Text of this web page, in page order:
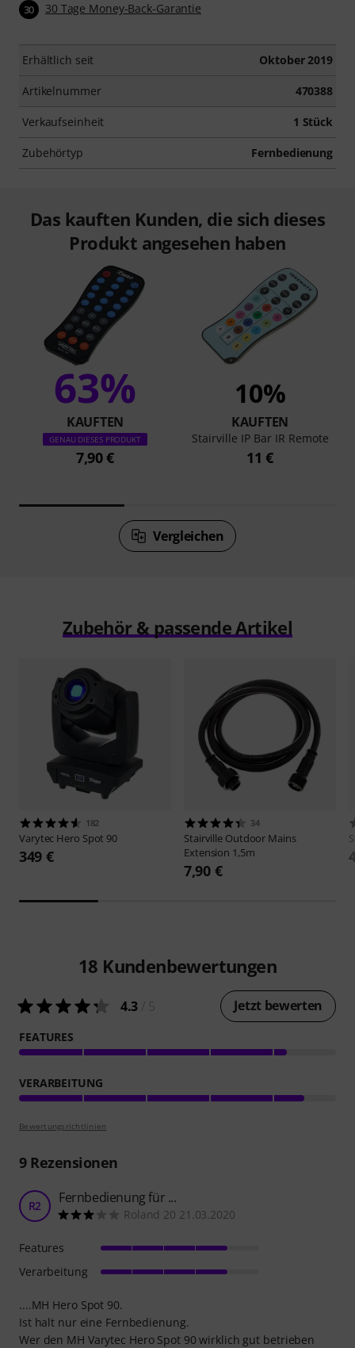
30 30 Tage Money-Back-Garantie
Erhältlich seit Oktober 2019
Artikelnummer 470388
Verkaufseinheit 1 Stück
Zubehörtyp Fernbedienung
Das kauften Kunden, die sich dieses
Produkt angesehen haben
63%
KAUFTEN
GENAU DIESES PRODUKT
7,90 €
10%
KAUFTEN
Stairville IP Bar IR Remote
11 €
Vergleichen
Zubehör & passende Artikel
182
Varytec Hero Spot 90
349 €
34
Stairville Outdoor Mains
Extension 1,5m
7,90 €
18 Kundenbewertungen
4.3 Jetzt bewerten
FEATURES
VERARBEITUNG
Bewertungsrichtlinien
9Rezensionen
R2 Fernbedienung für ...
Roland 20 21.03.2020
....MH Hero Spot 90.
Ist halt nur eine Fernbedienung.
Wer den MH Varytec Hero Spot 90 wirklich gut betrieben
Features
Verarbeitung